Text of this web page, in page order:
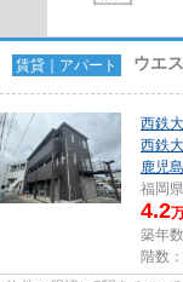
賃貸｜アパート ウエ
西鉄
西鉄
鹿児
福岡県
4.2
築年
階数